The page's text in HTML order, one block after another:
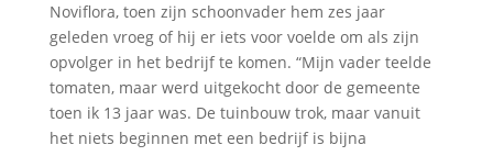
Noviflora, toen zijn schoonvader hem zes jaar
geleden vroeg of hij er iets voor voelde om als zijn
opvolger in het bedrijf te komen. “Mijn vader teelde
tomaten, maar werd uitgekocht door de gemeente
toen ik 13 jaar was. De tuinbouw trok, maar vanuit
het niets beginnen met een bedrijf is bijna